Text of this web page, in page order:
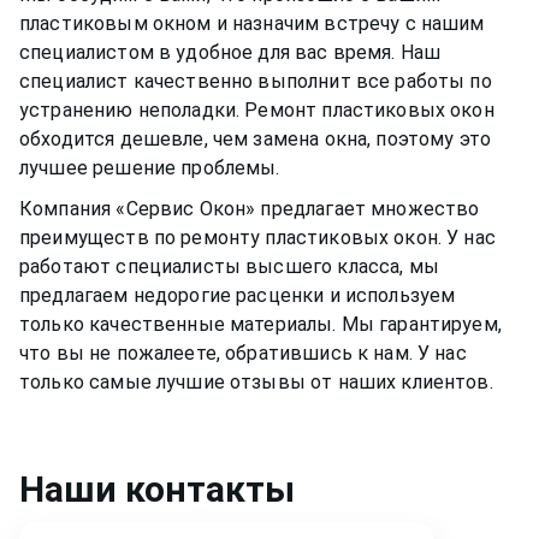
пластиковым окном и назначим встречу с нашим
специалистом в удобное для вас время. Наш
специалист качественно выполнит все работы по
устранению неполадки. Ремонт пластиковых окон
обходится дешевле, чем замена окна, поэтому это
лучшее решение проблемы.
Компания «Сервис Окон» предлагает множество
преимуществ по ремонту пластиковых окон. У нас
работают специалисты высшего класса, мы
предлагаем недорогие расценки и используем
только качественные материалы. Мы гарантируем,
что вы не пожалеете, обратившись к нам. У нас
только самые лучшие отзывы от наших клиентов.
Наши контакты